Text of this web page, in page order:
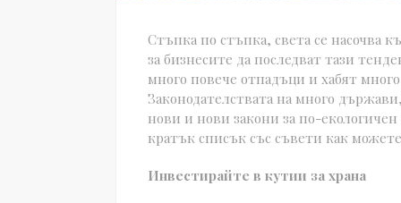
Стъпка по стъпка, света се насочва
за бизнесите да последват тази
много повече отпадъци и хабят
Законодателствата на много
нови и нови закони за по-
кратък списък със съвети как
Инвестирайте в кутии за храна